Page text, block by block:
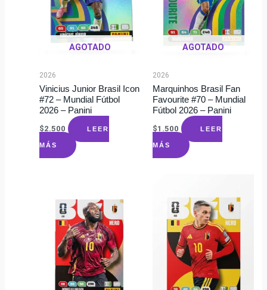
AGOTADO
2026
Vinicius Junior Brasil Icon
#72 – Mundial Fútbol
2026 – Panini
$2.500 LEER
MÁS
AGOTADO
2026
Marquinhos Brasil Fan
Favourite #70 – Mundial
Fútbol 2026 – Panini
$1.500 LEER
MÁS